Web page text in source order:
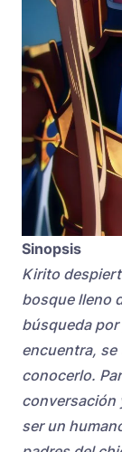
Sinopsis
Kirito
bosque lleno
búsqueda
encuentra, se
conocerlo.
conversación
ser un